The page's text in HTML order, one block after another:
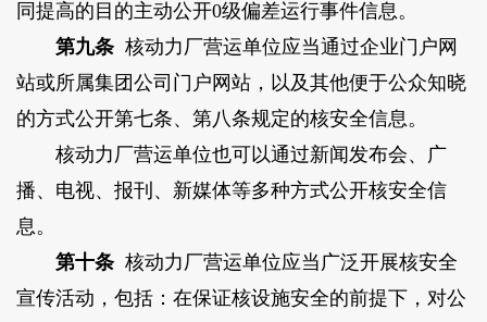
同提高的目的主动公开0级偏差运行事件信息。
第九条核动力厂营运单位应当通过企业门户网
站或所属集团公司门户网站，以及其他便于公众知晓
的方式公开第七条、第八条规定的核安全信息。
核动力厂营运单位也可以通过新闻发布会、广
播、电视、报刊、新媒体等多种方式公开核安全信
息。
第十条核动力厂营运单位应当广泛开展核安全
宣传活动，包括：在保证核设施安全的前提下，对公